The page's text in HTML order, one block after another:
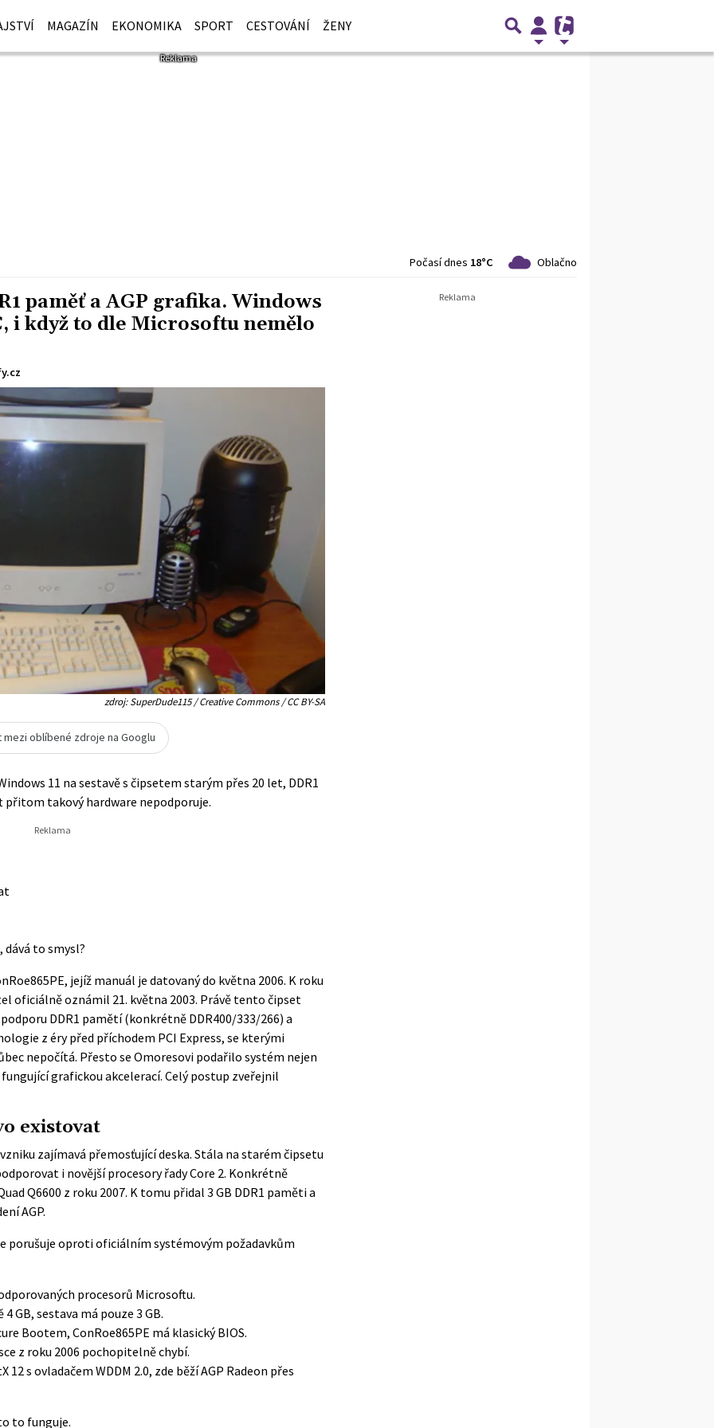
MAGAZÍN EKONOMIKA SPORT CESTOVÁNÍ ŽENY
Počasí dnes 18°C Oblačno
paměť a AGP grafika. Windows
i když to dle Microsoftu nemělo
zdroj: SuperDude115 / Creative Commons / CC BY-SA
mezi oblíbené zdroje na Googlu
11 na sestavě s čipsetem starým přes 20 let, DDR1
přitom takový hardware nepodporuje.
to smysl?
jejíž manuál je datovaný do května 2006. K roku
oficiálně oznámil 21. května 2003. Právě tento čipset
DDR1 pamětí (konkrétně DDR400/333/266) a
z éry před příchodem PCI Express, se kterými
nepočítá. Přesto se Omoresovi podařilo systém nejen
grafickou akcelerací. Celý postup zveřejnil
existovat
zajímavá přemosťující deska. Stála na starém čipsetu
i novější procesory řady Core 2. Konkrétně
Q6600 z roku 2007. K tomu přidal 3 GB DDR1 paměti a
AGP.
porušuje oprotioficiálním systémovým požadavkům
procesorů Microsoftu.
GB, sestava má pouze 3 GB.
Bootem, ConRoe865PE má klasický BIOS.
z roku 2006 pochopitelně chybí.
12 s ovladačem WDDM 2.0, zde běží AGP Radeon přes
to funguje.